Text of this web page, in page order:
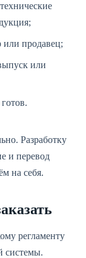
или продавец;
или
Разработку
и перевод
на себя.
регламенту
системы.